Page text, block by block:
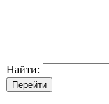
Найти: